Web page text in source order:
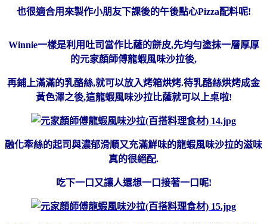
也很適合用來製作小朋友下課後的午後點心Pizza配料呢!
Winnie一樣是利用吐司當作比薩的餅皮,先均勻塗抹一層厚厚
的元家顏師傅龍蝦風味沙拉後,
再鋪上滿滿的乳酪絲,就可以放入烤箱烘烤.待乳酪絲烘烤成金
黃色澤之後,這龍蝦風味沙拉比薩就可以上桌啦!
融化牽絲的起司與濃郁滑順又充滿鮮味的龍蝦風味沙拉的滋味
真的很絕配.
吃下一口又讓人還想一口接著一口呢!